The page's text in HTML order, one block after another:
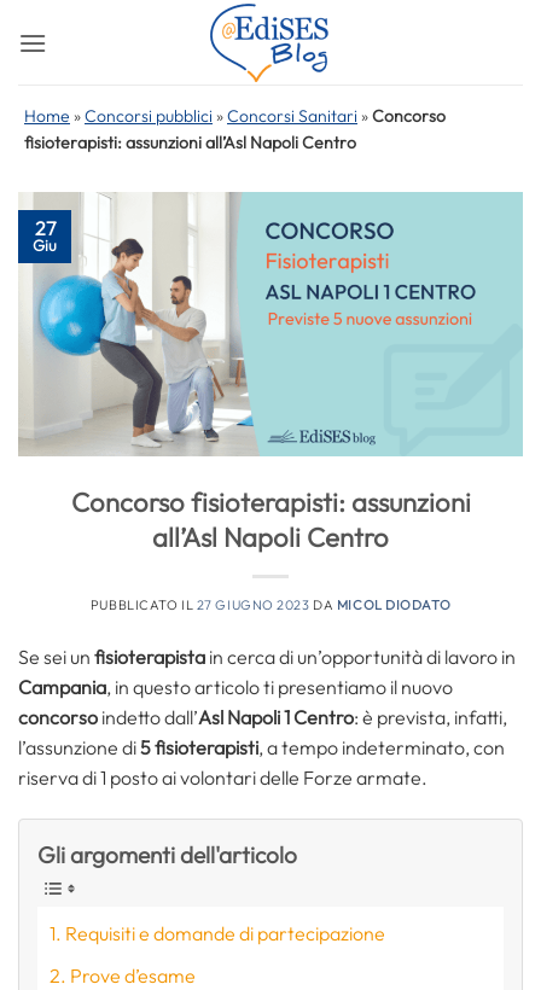
Home »Concorsi pubblici »Concorsi Sanitari »Concorso
fisioterapisti: assunzioni all’Asl Napoli Centro
27
Giu
Concorso fisioterapisti: assunzioni
all’Asl Napoli Centro
PUBBLICATO IL 27 GIUGNO 2023 DA MICOL DIODATO
Se sei un fisioterapista in cerca di un’opportunità di lavoro in
Campania, in questo articolo ti presentiamo il nuovo
concorso indetto dall’Asl Napoli 1 Centro: è prevista, infatti,
l’assunzione di5 fisioterapisti, a tempo indeterminato, con
riserva di 1 posto ai volontari delle Forze armate.
Gli argomenti dell'articolo
Requisiti e domande di partecipazione
Prove d’esame